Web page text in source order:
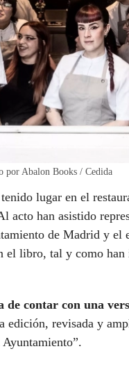
por Abalon Books / Cedida
lugar en el
acto han asistido
de Madrid y el
el libro, tal y como
de contar con una
edición, revisada y